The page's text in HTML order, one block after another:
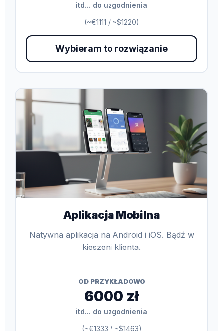
itd... do uzgodnienia
(~€1111 / ~$1220)
Wybieram to rozwiązanie
Aplikacja Mobilna
Natywna aplikacja na Android i iOS. Bądź w
kieszeni klienta.
OD PRZYKŁADOWO
6000 zł
itd... do uzgodnienia
(~€1333 / ~$1463)